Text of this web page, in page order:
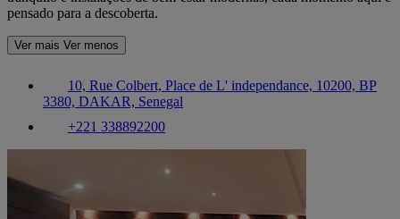
pensado para a descoberta.
Ver mais Ver menos
10, Rue Colbert, Place de L' independance, 10200, BP
3380, DAKAR, Senegal
+221 338892200